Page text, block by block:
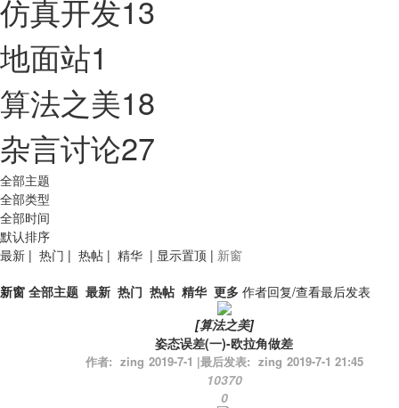
仿真开发13
地面站1
算法之美18
杂言讨论27
全部主题
全部类型
全部时间
默认排序
最新 | 热门 | 热帖 | 精华 | 显示置顶 | 新窗
新窗 全部主题 最新 热门 热帖 精华 更多 作者回复/查看最后发表
[算法之美]
姿态误差(一)-欧拉角做差
作者: zing 2019-7-1 |最后发表: zing 2019-7-1 21:45
10370
0